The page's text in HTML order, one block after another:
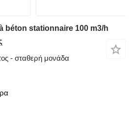
béton stationnaire 100 m3/h
- σταθερή μονάδα